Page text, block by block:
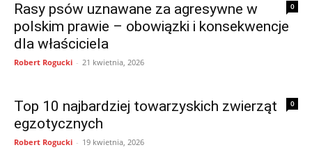
0
Rasy psów uznawane za agresywne w
polskim prawie – obowiązki i konsekwencje
dla właściciela
Robert Rogucki - 21 kwietnia, 2026
0
Top 10 najbardziej towarzyskich zwierząt
egzotycznych
Robert Rogucki - 19 kwietnia, 2026